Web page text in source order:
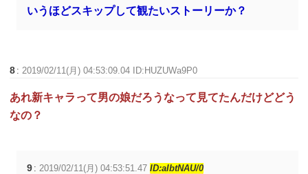
いうほどスキップして観たいストーリーか？
8 : 2019/02/11(月) 04:53:09.04 ID:HUZUWa9P0
あれ新キャラって男の娘だろうなって見てたんだけどどう
なの？
9 : 2019/02/11(月) 04:53:51.47ID:aIbtNAU/0